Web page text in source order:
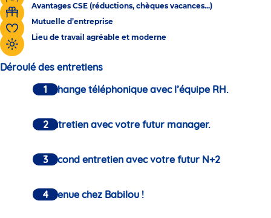
Avantages CSE (réductions, chèques vacances...)
Mutuelle d’entreprise
Lieu de travail agréable et moderne
Déroulé des entretiens
Un échange téléphonique avec l’équipe RH.
Un entretien avec votre futur manager.
Un second entretien avec votre futur N+2
Bienvenue chez Babilou !